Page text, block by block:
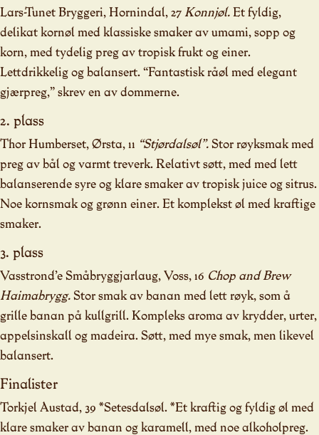
Lars-Tunet Bryggeri, Hornindal, 27 Konnjøl.Et fyldig,
delikat kornøl med klassiske smaker av umami, sopp og
korn, med tydelig preg av tropisk frukt og einer.
Lettdrikkelig og balansert. “Fantastisk råøl med elegant
gjærpreg,” skrev en av dommerne.
2. plass
Thor Humberset, Ørsta, 11 “Stjørdalsøl”.Stor røyksmak med
preg av bål og varmt treverk. Relativt søtt, med med lett
balanserende syre og klare smaker av tropisk juice og sitrus.
Noe kornsmak og grønn einer. Et komplekst øl med kraftige
smaker.
3. plass
Vasstrond’e Småbryggjarlaug, Voss, 16 Chop and Brew
Haimabrygg.Stor smak av banan med lett røyk, som å
grille banan på kullgrill. Kompleks aroma av krydder, urter,
appelsinskall og madeira. Søtt, med mye smak, men likevel
balansert.
Finalister
Torkjel Austad, 39 *Setesdalsøl. *Et kraftig og fyldig øl med
klare smaker av banan og karamell, med noe alkoholpreg.